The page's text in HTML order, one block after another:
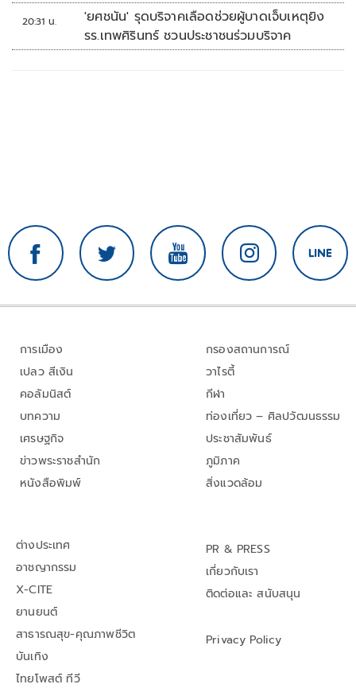
20:31 น.
'ยศชนัน' รุดบริจาคเลือดช่วยผู้บาดเจ็บเหตุยิง
รร.เทพศิรินทร์ ชวนประชาชนร่วมบริจาค
การเมือง
เปลว สีเงิน
คอลัมนิสต์
บทความ
เศรษฐกิจ
ข่าวพระราชสำนัก
หนังสือพิมพ์
กรองสถานการณ์
วาไรตี้
กีฬา
ท่องเที่ยว – ศิลปวัฒนธรรม
ประชาสัมพันธ์
ภูมิภาค
สิ่งแวดล้อม
ต่างประเทศ
อาชญากรรม
X-CITE
ยานยนต์
สาธารณสุข-คุณภาพชีวิต
บันเทิง
ไทยโพสต์ ทีวี
PR & PRESS
เกี่ยวกับเรา
ติดต่อและ สนับสนุน
Privacy Policy